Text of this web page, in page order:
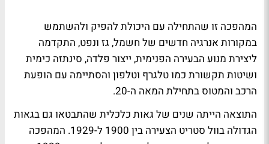
המהפכה זו שהתחילה עם היכולת להפיק ולהשתמש
במקורות אנרגיה חדשים של חשמל, גז ונפט, התקדמה
ליצירת מנוע הבעירה הפנימית, ייצור פלדה, סינתזה כימית
ושיטות תקשורת כמו טלגרף וטלפון והסתיימה עם הופעת
הרכב והמטוס בתחילת המאה ה-20.
התוצאה הייתה שנים של גאות כלכלית שהתבטאו גם בגאות
הגדולה בוול סטריט הצעירה בין 1900 ל-1929. המהפכה